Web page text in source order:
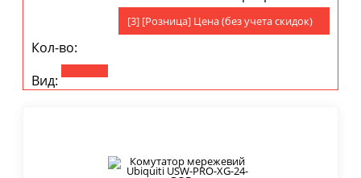
[3] [Розница] Цена (без учета скидок)
Кол-во:
Вид: